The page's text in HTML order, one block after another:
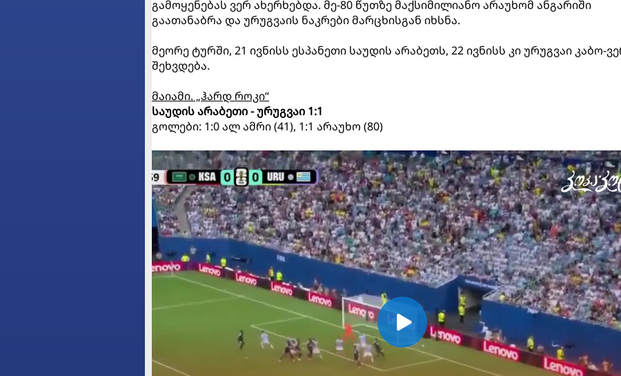
გამოყენებას ვერ ახერხებდა. მე-80 წუთზე მაქსიმილიანო არაუხომ ანგარიში
გაათანაბრა და ურუგვაის ნაკრები მარცხისგან იხსნა.
მეორე ტურში, 21 ივნისს ესპანეთი საუდის არაბეთს, 22 ივნისს კი ურუგვაი კაბო-
შეხვდება.
მაიამი. „ჰარდ როკი“
საუდის არაბეთი - ურუგვაი 1:1
გოლები: 1:0 ალ ამრი (41), 1:1 არაუხო (80)